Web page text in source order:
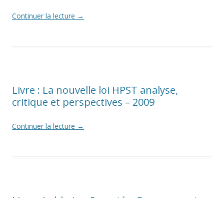
Continuer la lecture →
Livre : La nouvelle loi HPST analyse,
critique et perspectives – 2009
Continuer la lecture →